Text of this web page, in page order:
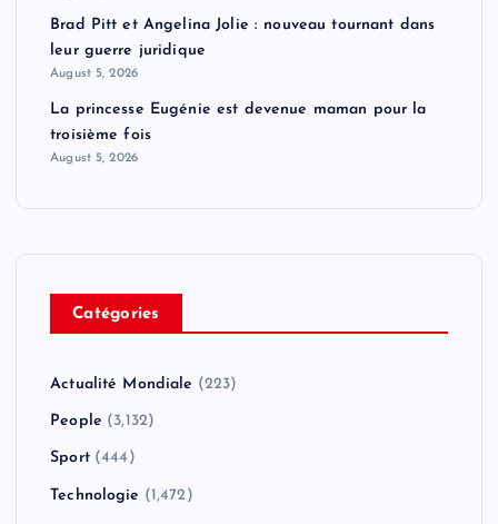
Brad Pitt et Angelina Jolie : nouveau tournant dans
leur guerre juridique
August 5, 2026
La princesse Eugénie est devenue maman pour la
troisième fois
August 5, 2026
Catégories
Actualité Mondiale (223)
People (3,132)
Sport(444)
Technologie (1,472)